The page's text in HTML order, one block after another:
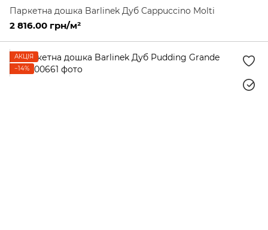
Паркетна дошка Barlinek Дуб Cappuccino Molti
2 816.00 грн/м²
АКЦІЯ
−14%